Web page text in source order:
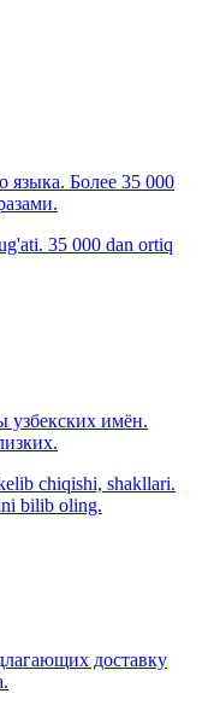
языка. Более 35 000
35 000 dan ortiq
имён.
chiqishi, shakllari.
bilib oling.
доставку